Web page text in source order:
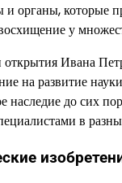
и органы, которые
у
открытия Ивана
на развитие
наследие до сих
в